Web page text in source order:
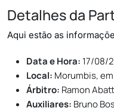
Detalhes da
Aqui estão as
Data e Hora: 17/08/
Local: Morumbis, em
Árbitro: Ramon
Auxiliares: Bruno